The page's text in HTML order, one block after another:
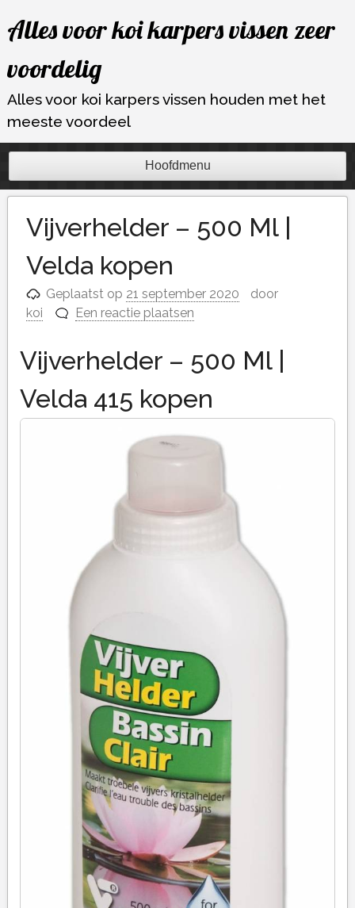
naar
inhoud
Alles voor koi karpers vissen zeer
voordelig
Alles voor koi karpers vissen houden met het
meeste voordeel
Hoofdmenu
Vijverhelder – 500 Ml |
Velda kopen
Geplaatst op 21 september 2020
door
koi
Een reactie plaatsen
Vijverhelder – 500 Ml |
Velda 415 kopen